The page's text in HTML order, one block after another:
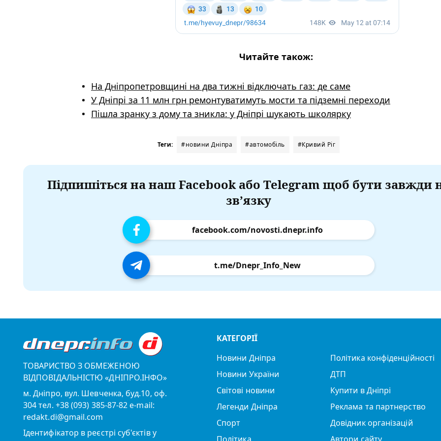
Читайте також:
На Дніпропетровщині на два тижні відключать газ: де саме
У Дніпрі за 11 млн грн ремонтуватимуть мости та підземні переходи
Пішла зранку з дому та зникла: у Дніпрі шукають школярку
Теги: #новини Дніпра #автомобіль #Кривий Ріг
Підпишіться на наш Facebook або Telegram щоб бути завжди
зв’язку
facebook.com/novosti.dnepr.info
t.me/Dnepr_Info_New
ТОВАРИСТВО З ОБМЕЖЕНОЮ
ВІДПОВІДАЛЬНІСТЮ «ДНІПРО.ІНФО»
м. Дніпро, вул. Шевченка, буд.10, оф.
304 тел. +38 (093) 385-87-82 e-mail:
redakt.di@gmail.com
Ідентифікатор в реєстрі суб'єктів у
КАТЕГОРІЇ
Новини Дніпра
Новини України
Світові новини
Легенди Дніпра
Спорт
Політика конфіденційності
ДТП
Купити в Дніпрі
Реклама та партнерство
Довідник організацій